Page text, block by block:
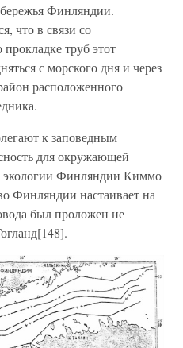
Финляндии.
что в связи со
труб этот
с морского дня и через
расположенного
к заповедным
для окружающей
Финляндии Киммо
Финляндии настаивает на
был проложен не